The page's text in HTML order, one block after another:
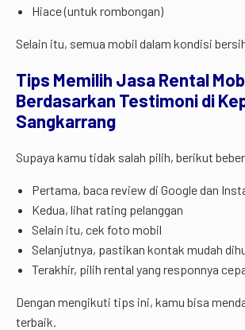
Hiace (untuk rombongan)
Selain itu, semua mobil dalam kondisi
Tips Memilih Jasa Rental
Berdasarkan Testimoni di
Sangkarrang
Supaya kamu tidak salah pilih, berikut
Pertama, baca review di Google dan
Kedua, lihat rating pelanggan
Selain itu, cek foto mobil
Selanjutnya, pastikan kontak mudah
Terakhir, pilih rental yang responnya
Dengan mengikuti tips ini, kamu bisa
terbaik.